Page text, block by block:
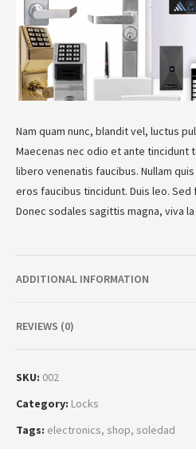
Nam quam nunc, blandit vel, luctus
Maecenas nec odio et ante tincidunt
libero venenatis faucibus. Nullam
eros faucibus tincidunt. Duis leo.
Donec sodales sagittis magna, viva
ADDITIONAL INFORMATION
REVIEWS (0)
SKU: 002
Category: Locks
Tags: electronics, shop, soledad